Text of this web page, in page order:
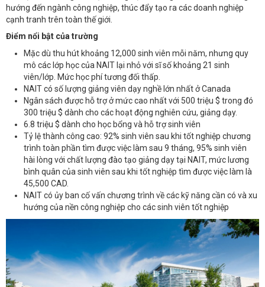
hướng đến ngành công nghiệp, thúc đẩy tạo ra các doanh nghiệp
cạnh tranh trên toàn thế giới.
Điểm nổi bật của trường
Mặc dù thu hút khoảng 12,000 sinh viên mỗi năm, nhưng quy
mô các lớp học của NAIT lại nhỏ với sĩ số khoảng 21 sinh
viên/lớp. Mức học phí tương đối thấp.
NAIT có số lượng giảng viên dạy nghề lớn nhất ở Canada
Ngân sách được hỗ trợ ở mức cao nhất với 500 triệu $ trong đó
300 triệu $ dành cho các hoạt động nghiên cứu, giảng dạy.
6.8 triệu $ dành cho học bổng và hỗ trợ sinh viên
Tỷ lệ thành công cao: 92% sinh viên sau khi tốt nghiệp chương
trình toàn phần tìm được việc làm sau 9 tháng, 95% sinh viên
hài lòng với chất lượng đào tạo giảng dạy tại NAIT, mức lương
bình quân của sinh viên sau khi tốt nghiệp tìm được việc làm là
45,500 CAD.
NAIT có ủy ban cố vấn chương trình về các kỹ năng cần có và xu
hướng của nền công nghiệp cho các sinh viên tốt nghiệp